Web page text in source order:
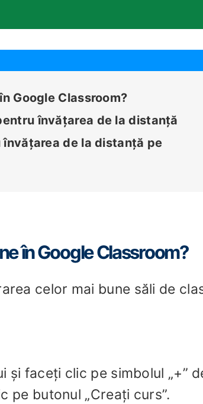
Google Classroom?
învățarea de la distanță
învățarea de la distanță pe
în Google Classroom?
celor mai bune săli de
și faceți clic pe simbolul „+”
pe butonul „Creați curs”.